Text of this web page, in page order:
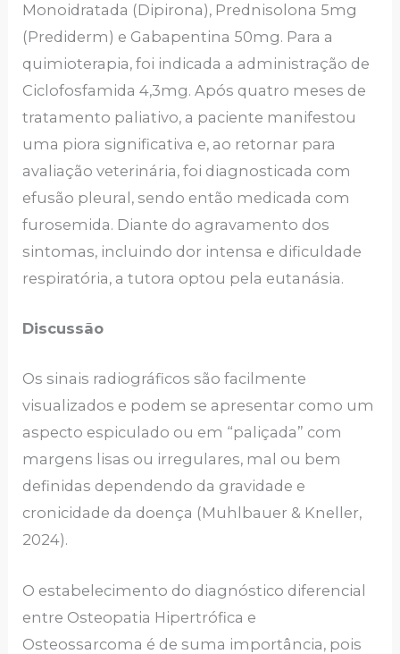
Monoidratada (Dipirona), Prednisolona 5mg
(Prediderm) e Gabapentina 50mg. Para a
quimioterapia, foi indicada a administração de
Ciclofosfamida 4,3mg. Após quatro meses de
tratamento paliativo, a paciente manifestou
uma piora significativa e, ao retornar para
avaliação veterinária, foi diagnosticada com
efusão pleural, sendo então medicada com
furosemida. Diante do agravamento dos
sintomas, incluindo dor intensa e dificuldade
respiratória, a tutora optou pela eutanásia.
Discussão
Os sinais radiográficos são facilmente
visualizados e podem se apresentar como um
aspecto espiculado ou em “paliçada” com
margens lisas ou irregulares, mal ou bem
definidas dependendo da gravidade e
cronicidade da doença (Muhlbauer & Kneller,
2024).
O estabelecimento do diagnóstico diferencial
entre Osteopatia Hipertrófica e
Osteossarcoma é de suma importância, pois